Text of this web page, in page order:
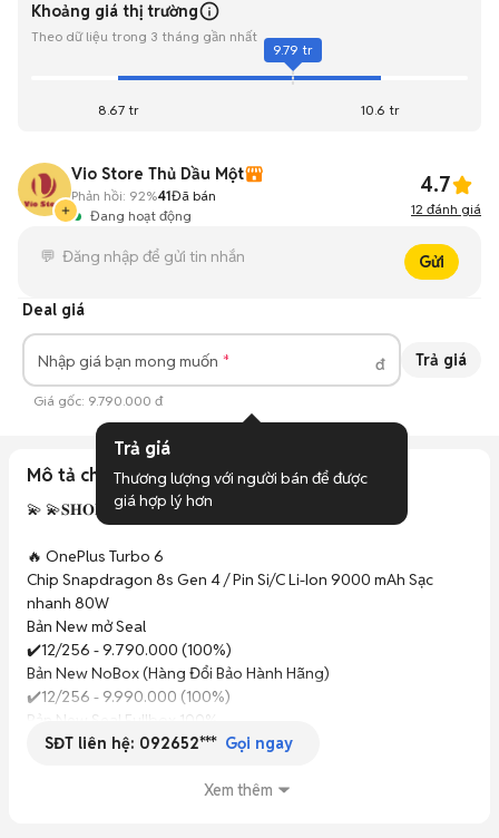
Khoảng giá thị trường
Theo dữ liệu trong 3 tháng gần nhất
8.67 tr 10.6 tr
9.79 tr
Vio Store Thủ Dầu Một
Đang hoạt động
Phản hồi: 92%41Đã bán 4.7
12 đánh giá
Gửi
Deal giá
Nhập giá bạn mong muốn đ Trả giá
Giá gốc: 9.790.000 đ
Mô tả chi tiết
💫 💫𝐒𝐇𝐎𝐏 𝐂Ó 𝐁Á𝐍 𝐓𝐑Ả 𝐆Ó𝐏 𝐎𝐍𝐋𝐈𝐍𝐄💫💫
🔥 OnePlus Turbo 6
Chip Snapdragon 8s Gen 4 / Pin Si/C Li-Ion 9000 mAh Sạc
nhanh 80W
Bản New mở Seal
✔️12/256 - 9.790.000 (100%)
Bản New NoBox (Hàng Đổi Bảo Hành Hãng)
✔️12/256 - 9.990.000 (100%)
Bản New Seal Fullbox 100%
✔️ 12/256 - 10.490.000(100%)
SĐT liên hệ: 092652*** Gọi ngay
Xem thêm
Trả giá
Thương lượng với người bán để được
giá hợp lý hơn